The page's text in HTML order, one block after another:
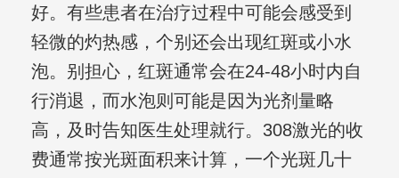
好。有些患者在治疗过程中可能会感受到
轻微的灼热感，个别还会出现红斑或小水
泡。别担心，红斑通常会在24-48小时内自
行消退，而水泡则可能是因为光剂量略
高，及时告知医生处理就行。308激光的收
费通常按光斑面积来计算，一个光斑几十